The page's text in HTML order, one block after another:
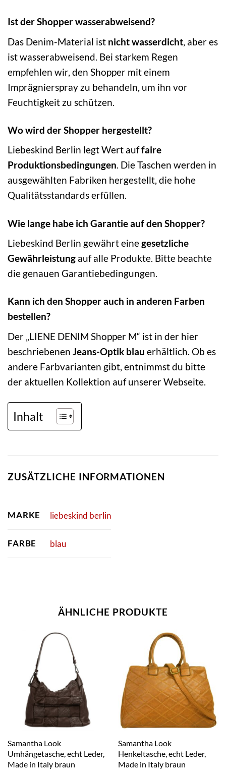
Ist der Shopper wasserabweisend?
Das Denim-Material ist nicht wasserdicht , aber es
ist wasserabweisend. Bei starkem Regen
empfehlen wir, den Shopper mit einem
Imprägnierspray zu behandeln, um ihn vor
Feuchtigkeit zu schützen.
Wo wird der Shopper hergestellt?
Liebeskind Berlin legt Wert auffaire
Produktionsbedingungen. Die Taschen werden in
ausgewählten Fabriken hergestellt, die hohe
Qualitätsstandards erfüllen.
Wie lange habe ich Garantie auf den Shopper?
Liebeskind Berlin gewährt einegesetzliche
Gewährleistung auf alle Produkte. Bitte beachte
die genauen Garantiebedingungen.
Kann ich den Shopper auch in anderen Farben
bestellen?
Der „LIENE DENIM Shopper M“ ist in der hier
beschriebenen Jeans-Optik blau erhältlich. Ob es
andere Farbvarianten gibt, entnimmst du bitte
der aktuellen Kollektion auf unserer Webseite.
Inhalt
ZUSÄTZLICHE INFORMATIONEN
MARKE liebeskind berlin
FARBE blau
ÄHNLICHE PRODUKTE
Samantha Look
Umhängetasche, echt Leder,
Made in Italy braun
Samantha Look
Henkeltasche, echt Leder,
Made in Italy braun